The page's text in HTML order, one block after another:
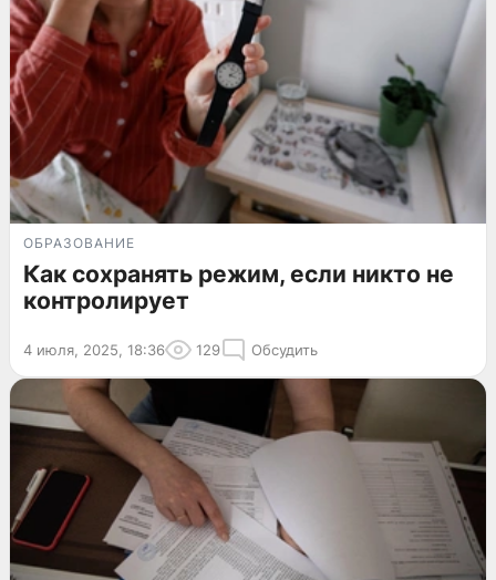
ОБРАЗОВАНИЕ
Как сохранять режим, если никто не
контролирует
4 июля, 2025, 18:36 129 Обсудить